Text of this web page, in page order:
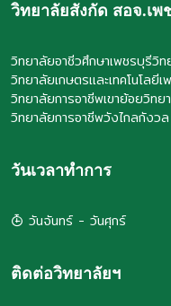
วิทยาลัยสังกัด สอจ.เพ
วิทยาลัยอาชีวศึกษาเพชรบุรีวิท
วิทยาลัยเกษตรและเทคโนโลยีเ
วิทยาลัยการอาชีพเขาย้อยวิทย
วิทยาลัยการอาชีพวังไกลกังว
วันเวลาทำการ
วันจันทร์ - วันศุกร์
ติดต่อวิทยาลัยฯ